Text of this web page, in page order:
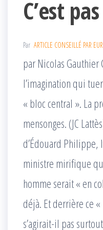
C’est
Par ARTICLE CONSEILLÉ PAR
par Nicolas Gauthier
l’imagination qui
« bloc central ». La
mensonges. (JC
d’Édouard Philippe,
ministre mirifique
homme serait « en
déjà. Et derrière ce
s’agirait-il pas